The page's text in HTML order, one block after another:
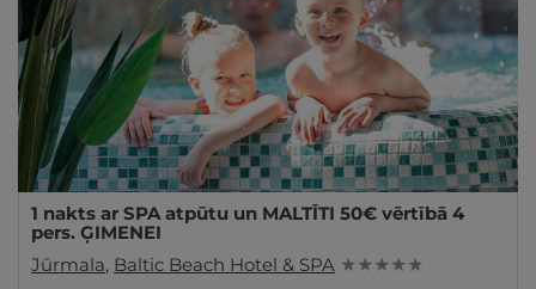
1 nakts ar SPA atpūtu un MALTĪTI 50€ vērtībā 4
pers. ĢIMENEI
Jūrmala, Baltic Beach Hotel & SPA ★ ★ ★ ★ ★